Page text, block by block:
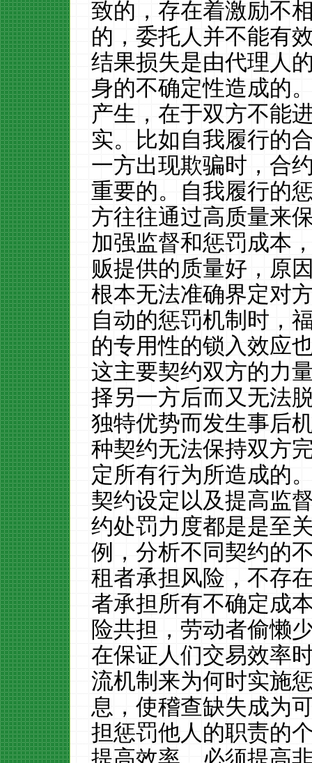
致的，存在着激励不
的，委托人并不能有
结果损失是由代理人
身的不确定性造成的
产生，在于双方不能
实。比如自我履行的
一方出现欺骗时，合
重要的。自我履行的
方往往通过高质量来
加强监督和惩罚成本
贩提供的质量好，原
根本无法准确界定对
自动的惩罚机制时，
的专用性的锁入效应
这主要契约双方的力
择另一方后而又无法
独特优势而发生事后
种契约无法保持双方
定所有行为所造成的
契约设定以及提高监
约处罚力度都是是至
例，分析不同契约的
租者承担风险，不存
者承担所有不确定成
险共担，劳动者偷懒
在保证人们交易效率
流机制来为何时实施
息，使稽查缺失成为
担惩罚他人的职责的